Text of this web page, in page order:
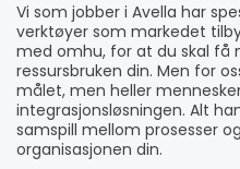
Vi som jobber i Avella har
verktøyer som markedet
med omhu, for at du skal få
ressursbruken din. Men for
målet, men heller
integrasjonsløsningen. Alt
samspill mellom prosesser
organisasjonen din.